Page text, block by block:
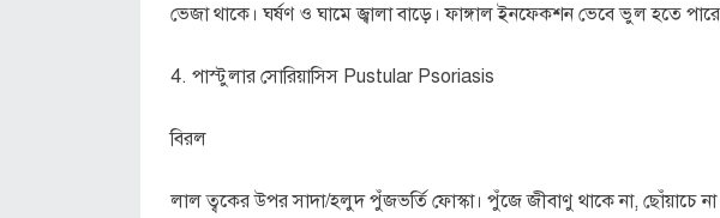
ভেজা থাকে। ঘর্ষণ ও ঘামে জ্বালা বাড়ে। ফাঙ্গাল ইনফেকশন ভেবে ভুল হতে
4. পাস্টুলার সোরিয়াসিস Pustular Psoriasis
বিরল
লাল ত্বকের উপর সাদা/হলুদ পুঁজভর্তি ফোস্কা। পুঁজে জীবাণু থাকে না, ছোঁয়াচে